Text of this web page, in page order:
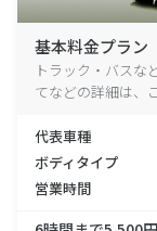
基本料金プラン
トラック・バスな
てなどの詳細は、
代表車種
ボディタイプ
営業時間